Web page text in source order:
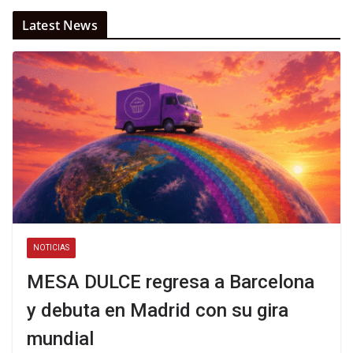
Latest News
NOTICIAS
MESA DULCE regresa a Barcelona
y debuta en Madrid con su gira
mundial